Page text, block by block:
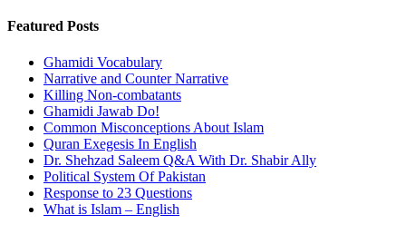
Featured Posts
Ghamidi Vocabulary
Narrative and Counter Narrative
Killing Non-combatants
Ghamidi Jawab Do!
Common Misconceptions About Islam
Quran Exegesis In English
Dr. Shehzad Saleem Q&A With Dr. Shabir Ally
Political System Of Pakistan
Response to 23 Questions
What is Islam – English